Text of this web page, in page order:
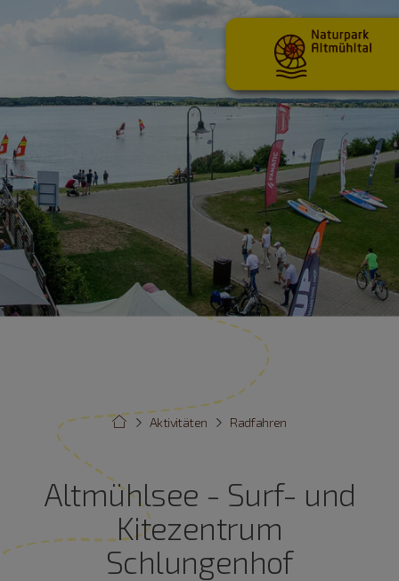
Radfahren
Aktivitäten
Altmühlsee - Surf- und
Kitezentrum
Schlungenhof